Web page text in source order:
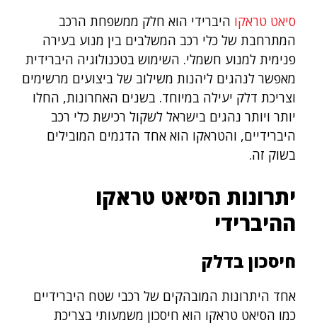
סיאט טראקו היברידי הוא חלק ממשפחת הרכב
המתרחבת של כלי רכב המשלבים בין מנוע בעירה
פנימית למנוע חשמלי. השימוש בטכנולוגיה היברידית
מאפשר לנהגים ליהנות משילוב של ביצועים מרשימים
וצריכת דלק יעילה במיוחד. בשנים האחרונות, החלו
יותר ויותר נהגים בישראל לשקול רכישת כלי רכב
היברידיים, והטראקו הוא אחד הדגמים המובילים
בשוק זה.
יתרונות הסיאט טראקו
ההיברידי
חיסכון בדלק
אחד היתרונות המובהקים של רכבי שטח היברידיים
כמו הסיאט טראקו הוא חיסכון משמעותי בצריכת